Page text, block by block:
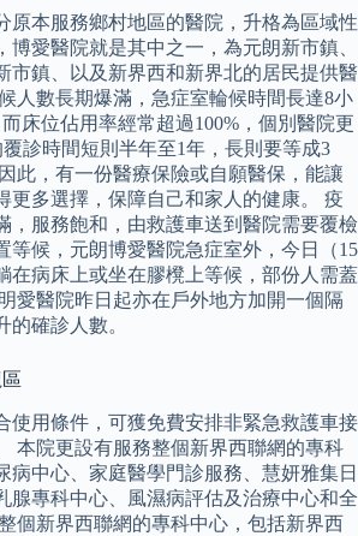
原本服務鄉村地區的醫院，升格為區域性
博愛醫院就是其中之一，為元朗新市鎮、
市鎮、以及新界西和新界北的居民提供醫
人數長期爆滿，急症室輪候時間長達8小
床位佔用率經常超過100%，個別醫院更
診時間短則半年至1年，長則要等成3
此，有一份醫療保險或自願醫保，能讓
更多選擇，保障自己和家人的健康。 疫
，服務飽和，由救護車送到醫院需要覆檢
等候，元朗博愛醫院急症室外，今日（15
在病床上或坐在膠櫈上等候，部份人需蓋
愛醫院昨日起亦在戶外地方加開一個隔
確診人數。
使用條件，可獲免費安排非緊急救護車接
本院更設有服務整個新界西聯網的專科
病中心、家庭醫學門診服務、慧妍雅集日
腺專科中心、風濕病評估及治療中心和全
個新界西聯網的專科中心，包括新界西